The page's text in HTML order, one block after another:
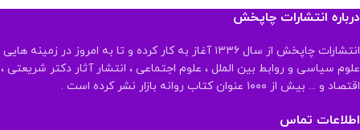
درباره انتشارات چاپخش
انتشارات چاپخش از سال ۱۳۳۶ آغاز به کار کرده و تا به امروز در زمینه هایی
علوم سیاسی و روابط بین الملل ، علوم اجتماعی ، انتشار آثار دکتر شریعتی ،
اقتصاد و ... بیش از ۱۰۰۰ عنوان کتاب روانه بازار نشر کرده است .
اطلاعات تماس